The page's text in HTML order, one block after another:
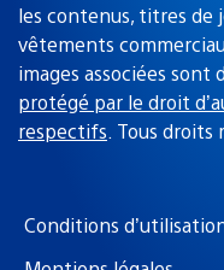
les contenus, titres de
vêtements
images associées sont
protégé par le droit
respectifs. Tous droits
Conditions